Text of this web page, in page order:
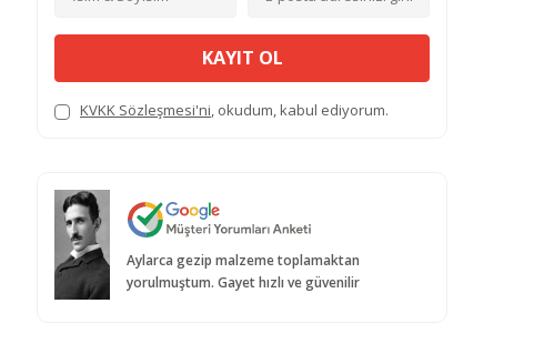
KAYIT OL
KVKK Sözleşmesi'ni, okudum, kabul ediyorum.
Aylarca gezip malzeme toplamaktan
yorulmuştum. Gayet hızlı ve güvenilir